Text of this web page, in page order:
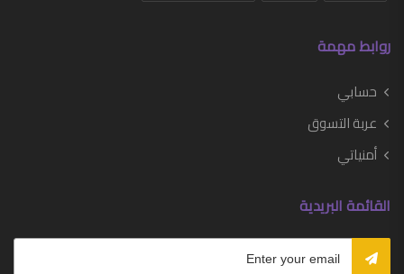
روابط مهمة
حسابي
عربة التسوق
أمنياتي
القائمة البريدية